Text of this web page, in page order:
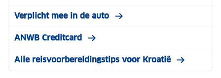
Verplicht mee in de auto
ANWB Creditcard
Alle reisvoorbereidingstips voor Kroatië